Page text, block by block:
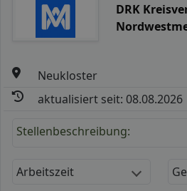
DRK
Neukloster
aktualisiert seit: 08.08.2026
Stellenbeschreibung:
Arbeitszeit